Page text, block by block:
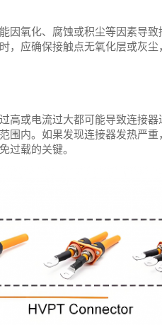
氧化、腐蚀或积尘等因素导
，应确保接触点无氧化层或灰
或电流过大都可能导致连接
内。如果发现连接器发热严
过载的关键。